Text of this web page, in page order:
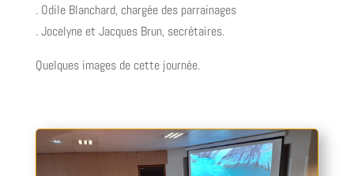
. Odile Blanchard, chargée des parrainages
. Jocelyne et Jacques Brun, secrétaires.
Quelques images de cette journée.